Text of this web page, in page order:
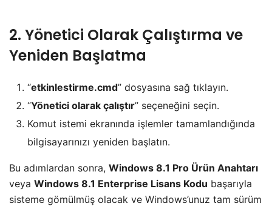
2. Yönetici Olarak Çalıştırma ve
Yeniden Başlatma
“etkinlestirme.cmd” dosyasına sağ tıklayın.
“Yönetici olarak çalıştır” seçeneğini seçin.
Komut istemi ekranında işlemler tamamlandığında
bilgisayarınızı yeniden başlatın.
Bu adımlardan sonra, Windows 8.1 Pro Ürün Anahtarı
veya Windows 8.1 Enterprise Lisans Kodu başarıyla
sisteme gömülmüş olacak ve Windows’unuz tam sürüm